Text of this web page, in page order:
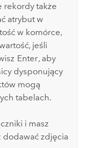
rekordy także
atrybut w
w komórce,
jeśli
Enter, aby
dysponujący
mogą
tabelach.
i masz
dodawać zdjęcia